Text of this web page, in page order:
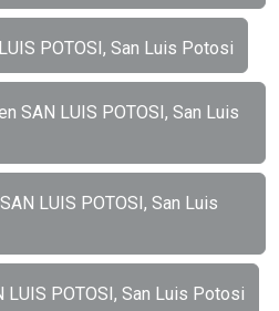
POTOSI, San Luis Potosi
SAN LUIS POTOSI, San Luis
LUIS POTOSI, San Luis
LUIS POTOSI, San Luis Potosi